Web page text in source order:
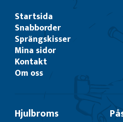
Startsida
Snabborder
Sprängskisser
Mina sidor
Kontakt
Om oss
Hjulbroms